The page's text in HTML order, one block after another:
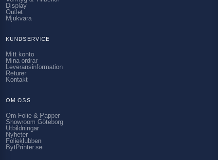
Display
Outlet
Mjukvara
KUNDSERVICE
Mitt konto
Mina ordrar
Leveransinformation
Returer
Kontakt
OM OSS
Om Folie & Papper
Showroom Göteborg
Utbildningar
Nyheter
Folieklubben
BytPrinter.se